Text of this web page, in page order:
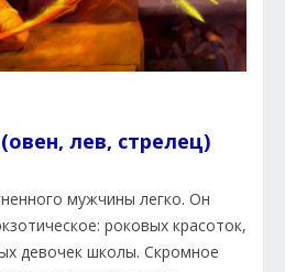
лев, стрелец)
мужчины легко. Он
роковых красоток,
девочек школы. Скромное